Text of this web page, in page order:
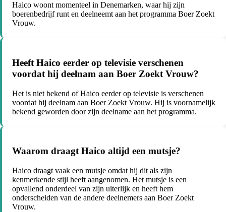
Haico woont momenteel in Denemarken, waar hij zijn
boerenbedrijf runt en deelneemt aan het programma Boer Zoekt
Vrouw.
Heeft Haico eerder op televisie verschenen
voordat hij deelnam aan Boer Zoekt Vrouw?
Het is niet bekend of Haico eerder op televisie is verschenen
voordat hij deelnam aan Boer Zoekt Vrouw. Hij is voornamelijk
bekend geworden door zijn deelname aan het programma.
Waarom draagt Haico altijd een mutsje?
Haico draagt vaak een mutsje omdat hij dit als zijn
kenmerkende stijl heeft aangenomen. Het mutsje is een
opvallend onderdeel van zijn uiterlijk en heeft hem
onderscheiden van de andere deelnemers aan Boer Zoekt
Vrouw.